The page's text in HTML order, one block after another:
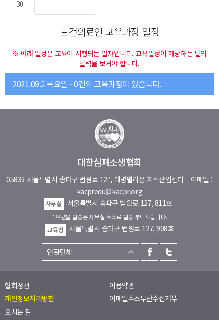
30
보건의료인 교육과정 일정
※ 아래 일정은 교육이 시행되는 일자입니다. 교육일정이 해당하는 달의
달력을 보셔야 합니다.
2021.09.2 목요일 - 0건의 교육과정이 있습니다.
대한심폐소생협회
05836 서울특별시 송파구 법원로 127, 대명벨리온 지식산업센터 이메일 :
kacpredu@kacpr.org
사무실 서울특별시 송파구 법원로 127, 811호
* 우편물 발송은 사무실 주소로 발송 부탁드립니다.
교육장
서울특별시 송파구 법원로 127, 908호
협회정관
이용약관
개인정보처리방침
이메일주소무단수집거부
오시는 길